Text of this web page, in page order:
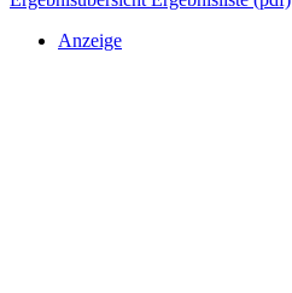
Anzeige